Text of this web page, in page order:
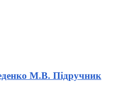
М.В. Підручник